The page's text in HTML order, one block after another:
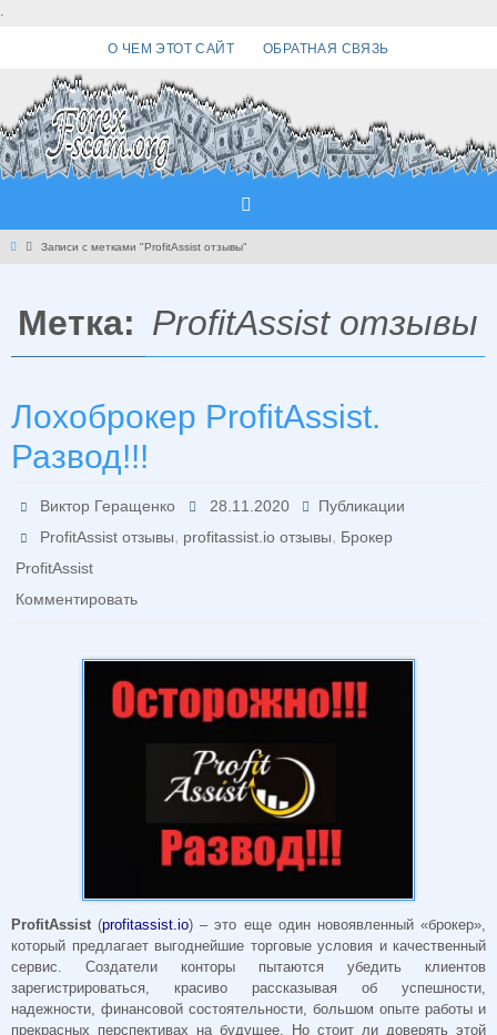
.
О ЧЕМ ЭТОТ САЙТ ОБРАТНАЯ СВЯЗЬ
Главная
Записи с метками "ProfitAssist отзывы"
Метка: ProfitAssist отзывы
Лохоброкер ProfitAssist.
Развод!!!
Виктор Геращенко 28.11.2020
Публикации
ProfitAssist отзывы, profitassist.io отзывы, Брокер
ProfitAssist
Комментировать
ProfitAssist (profitassist.io) – это еще один новоявленный «брокер»,
который предлагает выгоднейшие торговые условия и качественный
сервис. Создатели конторы пытаются убедить клиентов
зарегистрироваться, красиво рассказывая об успешности,
надежности, финансовой состоятельности, большом опыте работы и
прекрасных перспективах на будущее. Но стоит ли доверять этой